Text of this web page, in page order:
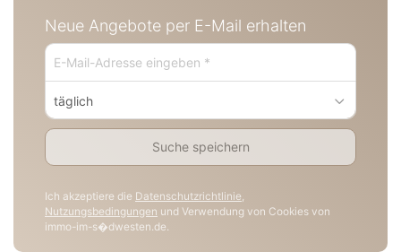
Neue Angebote per E-Mail erhalten
täglich
Suche speichern
Ich akzeptiere die Datenschutzrichtlinie,
Nutzungsbedingungen und Verwendung von Cookies von
immo-im-s�dwesten.de.